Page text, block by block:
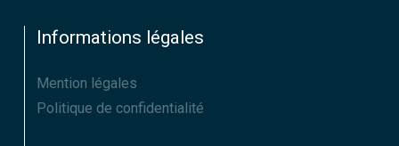
Informations légales
Mention légales
Politique de confidentialité